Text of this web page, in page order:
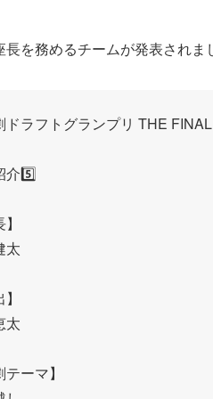
長を務めるチームが発表されま
ドラフトグランプリ THE FINAL
介5️⃣
太
太
テーマ】